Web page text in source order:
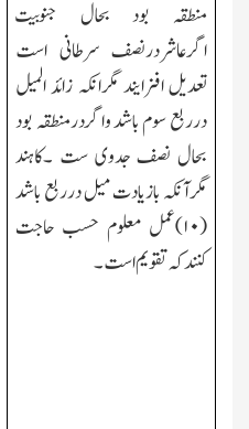
منطقہ بود بحال جنوبیت
اگرعاشردرنصف سرطانی است
تعدیل افزایند مگرانکہ زائد المیل
درربع سوم باشد واگردرمنطقہ بود
بحال نصف جدوی ست ۔کاہند
مگرآنکہ بازیادت میل درربع باشد
(۱۰) عمل معلوم حسب حاجت
کنند کہ تقویم است۔